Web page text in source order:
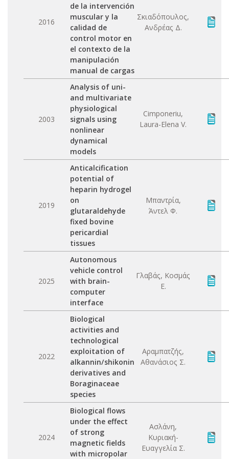
2016
de la intervención
muscular y la
calidad de
control motor en
el contexto de la
manipulación
manual de cargas
Σκιαδόπουλος,
Ανδρέας Δ.
2003
Analysis of uni-
and multivariate
physiological
signals using
nonlinear
dynamical
models
Cimponeriu,
Laura-Elena V.
2019
Anticalcification
potential of
heparin hydrogel
on
glutaraldehyde
fixed bovine
pericardial
tissues
Μπαντρία,
Άντελ Φ.
2025
Autonomous
vehicle control
with brain-
computer
interface
Γλαβάς, Κοσμάς
Ε.
2022
Biological
activities and
technological
exploitation of
alkannin/shikonin
derivatives and
Boraginaceae
species
Αραμπατζής,
Αθανάσιος Σ.
2024
Biological flows
under the effect
of strong
magnetic fields
with micropolar
Ασλάνη,
Κυριακή-
Ευαγγελία Σ.